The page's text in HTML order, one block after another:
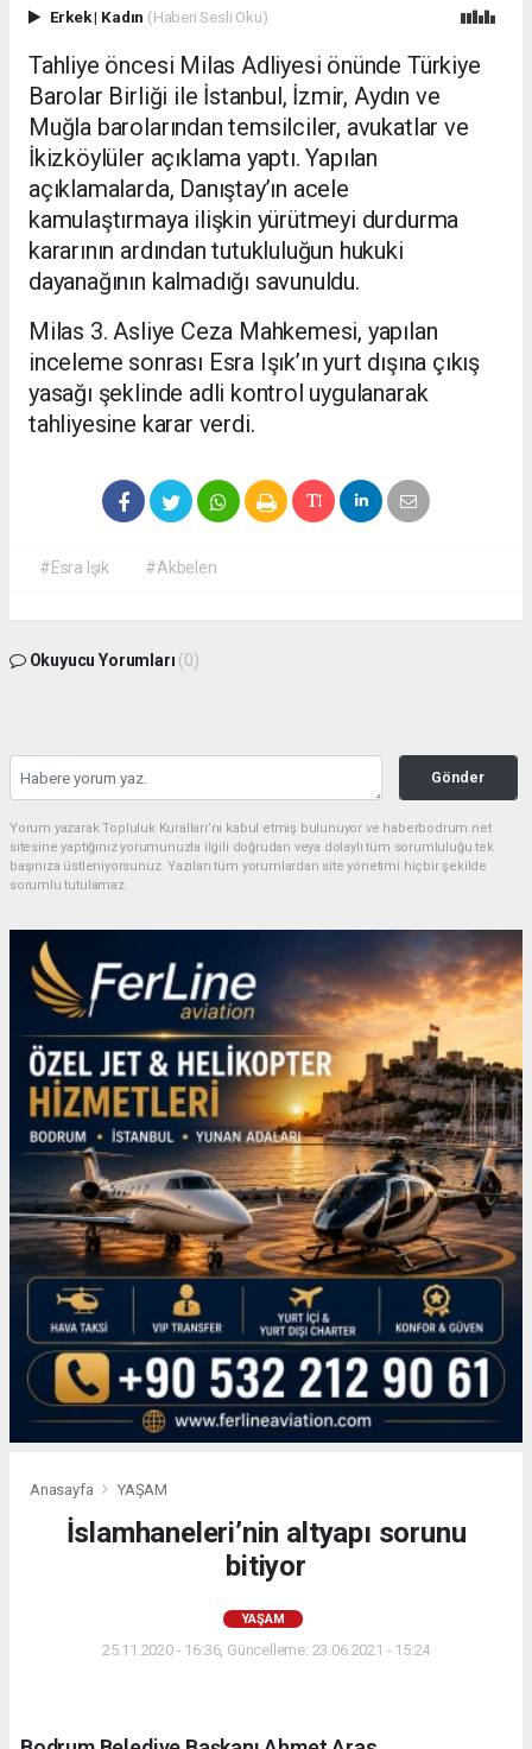
Erkek| Kadın (Haberi Sesli Oku)
Tahliye öncesi Milas Adliyesi önünde Türkiye
Barolar Birliği ile İstanbul, İzmir, Aydın ve
Muğla barolarından temsilciler, avukatlar ve
İkizköylüler açıklama yaptı. Yapılan
açıklamalarda, Danıştay’ın acele
kamulaştırmaya ilişkin yürütmeyi durdurma
kararının ardından tutukluluğun hukuki
dayanağının kalmadığı savunuldu.
Milas 3. Asliye Ceza Mahkemesi, yapılan
inceleme sonrası Esra Işık’ın yurt dışına çıkış
yasağı şeklinde adli kontrol uygulanarak
tahliyesine karar verdi.
#Esra Işık #Akbelen
Okuyucu Yorumları (0)
Gönder
Yorum yazarak Topluluk Kuralları’nı kabul etmiş bulunuyor ve haberbodrum.net
sitesine yaptığınız yorumunuzla ilgili doğrudan veya dolaylı tüm sorumluluğu tek
başınıza üstleniyorsunuz. Yazılan tüm yorumlardan site yönetimi hiçbir şekilde
sorumlu tutulamaz.
Anasayfa YAŞAM
İslamhaneleri’nin altyapı sorunu
bitiyor
YAŞAM
25.11.2020 - 16:36, Güncelleme: 23.06.2021 - 15:24